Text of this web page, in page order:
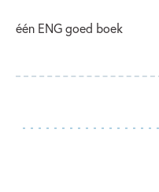
één ENG goed boek